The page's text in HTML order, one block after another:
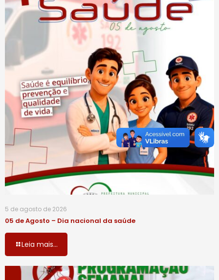
5 de agosto de 2026
05 de Agosto – Dia nacional da saúde
Leia mais...